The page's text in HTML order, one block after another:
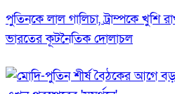
পুতিনকে লাল গালিচা, ট্রাম্পকে খুশি
ভারতের কূটনৈতিক দোলাচল